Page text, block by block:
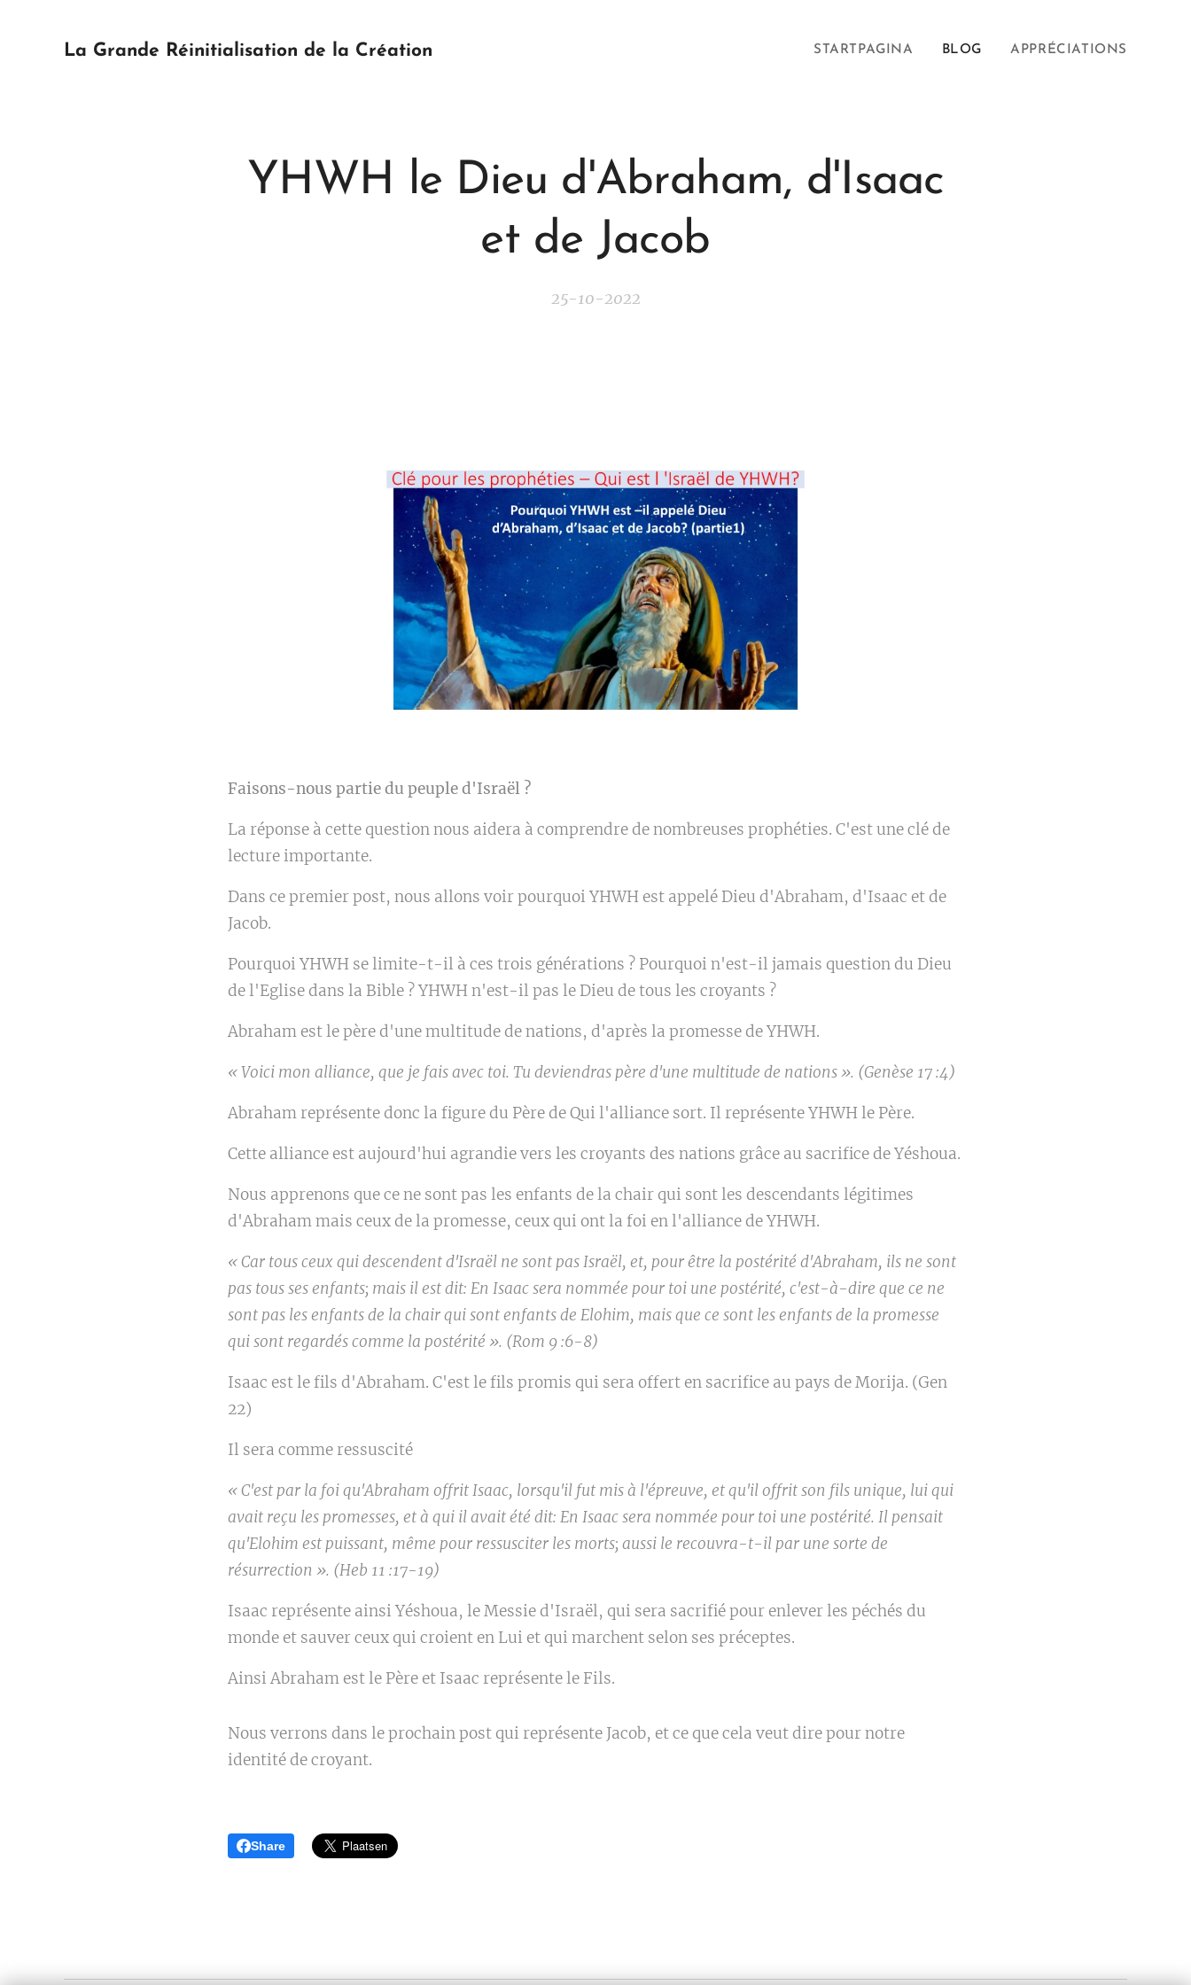
La Grande Réinitialisation de la Création STARTPAGINA BLOG APPRÉCIATIONS
YHWH le Dieu d'Abraham, d'Isaac
et de Jacob
25-10-2022
Faisons-nous partie du peuple d'Israël ?
La réponse à cette question nous aidera à comprendre de nombreuses prophéties. C'est une clé de
lecture importante.
Dans ce premier post, nous allons voir pourquoi YHWH est appelé Dieu d'Abraham, d'Isaac et de
Jacob.
Pourquoi YHWH se limite-t-il à ces trois générations ? Pourquoi n'est-il jamais question du Dieu
de l'Eglise dans la Bible ? YHWH n'est-il pas le Dieu de tous les croyants ?
Abraham est le père d'une multitude de nations, d'après la promesse de YHWH.
« Voici mon alliance, que je fais avec toi. Tu deviendras père d'une multitude de nations ». (Genèse 17 :4)
Abraham représente donc la figure du Père de Qui l'alliance sort. Il représente YHWH le Père.
Cette alliance est aujourd'hui agrandie vers les croyants des nations grâce au sacrifice de Yéshoua.
Nous apprenons que ce ne sont pas les enfants de la chair qui sont les descendants légitimes
d'Abraham mais ceux de la promesse, ceux qui ont la foi en l'alliance de YHWH.
« Car tous ceux qui descendent d'Israël ne sont pas Israël, et, pour être la postérité d'Abraham, ils ne sont
pas tous ses enfants; mais il est dit: En Isaac sera nommée pour toi une postérité, c'est-à-dire que ce ne
sont pas les enfants de la chair qui sont enfants de Elohim, mais que ce sont les enfants de la promesse
qui sont regardés comme la postérité ». (Rom 9 :6-8)
Isaac est le fils d'Abraham. C'est le fils promis qui sera offert en sacrifice au pays de Morija. (Gen
22)
Il sera comme ressuscité
« C'est par la foi qu'Abraham offrit Isaac, lorsqu'il fut mis à l'épreuve, et qu'il offrit son fils unique, lui qui
avait reçu les promesses, et à qui il avait été dit: En Isaac sera nommée pour toi une postérité. Il pensait
qu'Elohim est puissant, même pour ressusciter les morts; aussi le recouvra-t-il par une sorte de
résurrection ». (Heb 11 :17-19)
Isaac représente ainsi Yéshoua, le Messie d'Israël, qui sera sacrifié pour enlever les péchés du
monde et sauver ceux qui croient en Lui et qui marchent selon ses préceptes.
Ainsi Abraham est le Père et Isaac représente le Fils.
Nous verrons dans le prochain post qui représente Jacob, et ce que cela veut dire pour notre
identité de croyant.
Share